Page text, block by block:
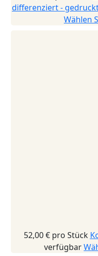
differenziert -
Wählen
52,00 € pro Stück
verfügbar